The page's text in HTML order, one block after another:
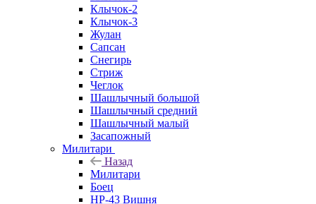
Клычок-2
Клычок-3
Жулан
Сапсан
Снегирь
Стриж
Чеглок
Шашлычный большой
Шашлычный средний
Шашлычный малый
Засапожный
Милитари
Назад
Милитари
Боец
НР-43 Вишня